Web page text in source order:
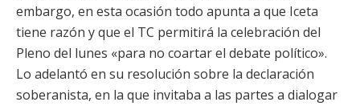
embargo, en esta ocasión todo apunta a que Iceta
tiene razón y que el TC permitirá la celebración del
Pleno del lunes «para no coartar el debate político».
Lo adelantó en su resolución sobre la declaración
soberanista, en la que invitaba a las partes a dialogar